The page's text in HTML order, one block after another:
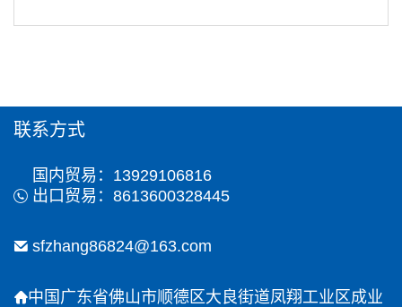
联系方式
国内贸易：13929106816
出口贸易：8613600328445
sfzhang86824@163.com
中国广东省佛山市顺德区大良街道凤翔工业区成业